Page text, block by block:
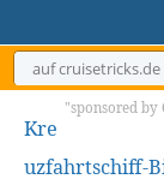
"sponsored by
Kre
uzfahrtschiff-